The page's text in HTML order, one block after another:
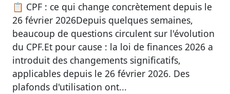
📋 CPF : ce qui change concrètement depuis le
26 février 2026Depuis quelques semaines,
beaucoup de questions circulent sur l'évolution
du CPF.Et pour cause : la loi de finances 2026 a
introduit des changements significatifs,
applicables depuis le 26 février 2026. Des
plafonds d'utilisation ont...